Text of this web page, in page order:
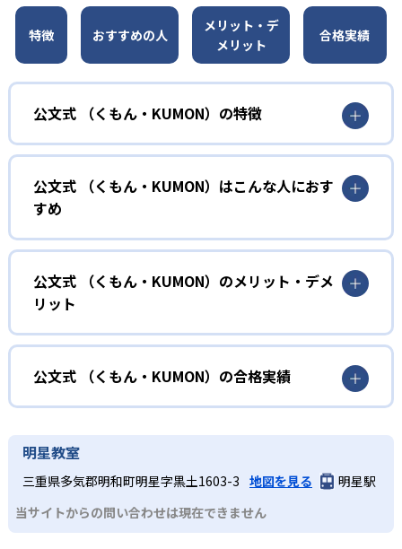
特徴 おすすめの人
メリット・デ
メリット
合格実績
公文式 （くもん・KUMON）の特徴
01
無学年式の学力別学習
KUMONでは、年齢や学年にとらわれずに、一人ひとりの学
力に応じたレベルから学習を始めている。
確実に100点が取れるレベルから少しずつ難易度を上げてい
しさを経験できる。
ルステップで進んでいけるよう工夫されている。このスタ
イルは子どもの学習意欲をかき立てるため、教えてもらう
という受け身の姿勢ではなく、自ら進んで学ぶ姿勢を身に
つけられるだろう。
また、自学学習スタイルで学ぶ子どもたちは、自らの学習
課題に気がつくようになる。学年を超えた範囲も学習でき
03 フレキシブルな受講スタイル
公文式 （くもん・KUMON）はこんな人におす
すめ
幼児
小学校に入る準備をしたい幼児向け
KUMONでは細かいステップに分かれた教材で、わかる楽し
さを経験しながら無理なく力を高めていける。
性格や学習への取り組み姿勢に合わせて内容も調整するた
め、小学校に入ってもつまずきにくい学力を身につけられ
るだろう。
中学に向けて苦手教科を克服したい子ども向け
KUMONでは経験豊富な先生が、子どものやる気を引き出せ
る。苦手な科目でも自分で解けた達成感を味わうことで、
少しずつ苦手意識を克服できるだろう。
公文式 （くもん・KUMON）のメリット・デメ
リット
どんなメリットがある？
KUMONでは自学自習スタイルで勉強するため、集中力や目
標に向かって頑張りやり抜く力を育むことができる。ま
た、年齢や学年にとらわれずに自分の学力に相応したレベ
ルから学習できるため、難しすぎてやる気を損ねたり、簡
単すぎて退屈することもない。
どんなデメリットがある？
KUMONでは、中高生のクラスでも数学・英語・国語の3教
科に限られるため、その他の教科に関しては他塾を検討す
公文式 （くもん・KUMON）の合格実績
KUMONは、公式サイトでは合格実績は公開していない。志
わせたい。
明星教室
三重県多気郡明和町明星字黒土1603-3 地図を見る
明星駅
当サイトからの問い合わせは現在できません